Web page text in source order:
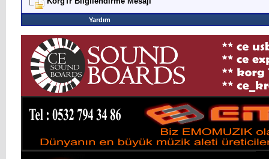
Yardım